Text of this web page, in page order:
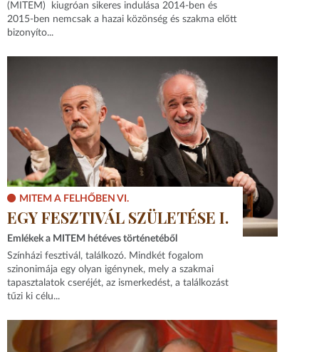
(MITEM) kiugróan sikeres indulása 2014-ben és
2015-ben nemcsak a hazai közönség és szakma előtt
bizonyíto...
MITEM A FELHŐBEN VI.
EGY FESZTIVÁL SZÜLETÉSE I.
Emlékek a MITEM hétéves történetéből
Színházi fesztivál, találkozó. Mindkét fogalom
szinonimája egy olyan igénynek, mely a szakmai
tapasztalatok cseréjét, az ismerkedést, a találkozást
tűzi ki célu...